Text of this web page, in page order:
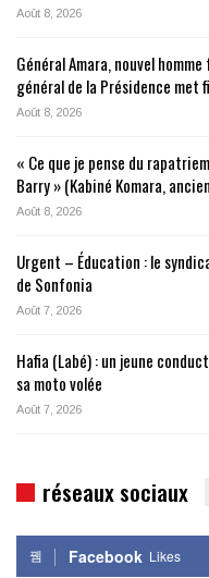
Août 8, 2026
Général Amara, nouvel
général de la Présidence met
Août 8, 2026
« Ce que je pense du
Barry » (Kabiné Komara,
Août 8, 2026
Urgent – Éducation : le
de Sonfonia
Août 7, 2026
Hafia (Labé) : un jeune
sa moto volée
Août 7, 2026
réseaux sociaux
Facebook Likes